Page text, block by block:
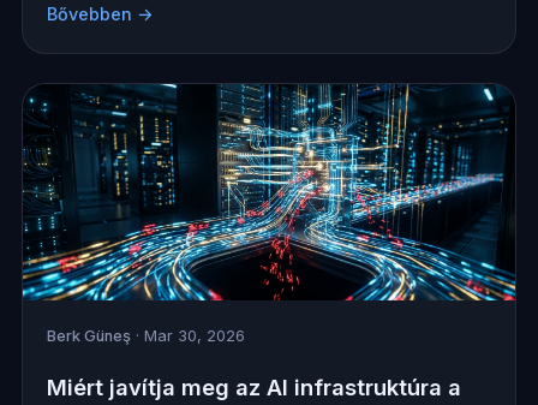
Bővebben →
Berk Güneş· Mar 30, 2026
Miért javítja meg az AI infrastruktúra a